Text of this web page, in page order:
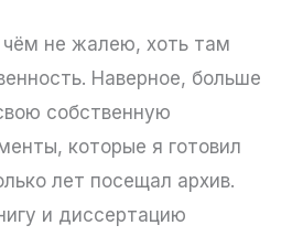
чём не жалею, хоть там
Наверное, больше
собственную
которые я готовил
лет посещал архив.
и диссертацию